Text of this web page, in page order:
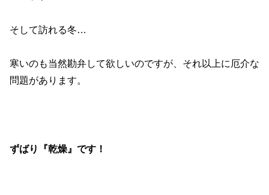
そして訪れる冬…
寒いのも当然勘弁して欲しいのですが、それ以上に厄介な
問題があります。
ずばり『乾燥』です！